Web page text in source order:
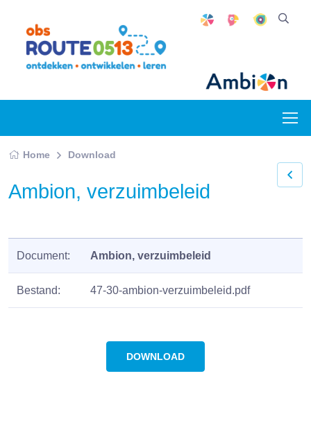
Home Download
Ambion, verzuimbeleid
Document: Ambion, verzuimbeleid
Bestand: 47-30-ambion-verzuimbeleid.pdf
DOWNLOAD